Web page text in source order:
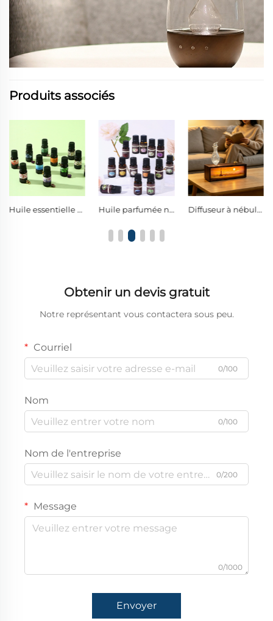
Produits associés
Huile essentielle pure issue d’extrait végétal, parfum de luxe longue tenue offert comme cadeau de détente et de soin personnel Huile parfumée naturelle de luxe à base de plantes, huile essentielle premium pour la décoration intérieure et une ambiance de style hôtelier Diffuseur à nébulisation sans eau en bois rétro carbonisé avec paysage lumineux de champ pétrolier, diffuseur d'arômes en verre borosilicaté torsadé
Obtenir un devis gratuit
Notre représentant vous contactera sous peu.
Courriel
0/100
Nom
0/100
Nom de l'entreprise
0/200
Message
0/1000
Envoyer